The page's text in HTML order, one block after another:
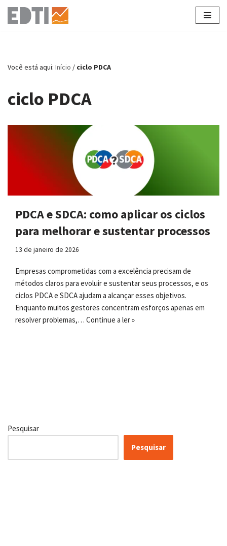
Pular
conteúdo
Você está aqui: Início / ciclo PDCA
ciclo PDCA
PDCA e SDCA: como aplicar os ciclos
para melhorar e sustentar processos
13 de janeiro de 2026
Empresas comprometidas com a excelência precisam de
métodos claros para evoluir e sustentar seus processos, e os
ciclos PDCA e SDCA ajudam a alcançar esses objetivos.
Enquanto muitos gestores concentram esforços apenas em
resolver problemas,… Continue a ler »
Pesquisar
Pesquisar